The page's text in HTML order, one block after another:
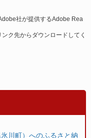
社が提供するAdobe Rea
ク先からダウンロードしてく
川町）へのふるさと納